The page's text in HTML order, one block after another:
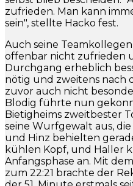
zufrieden. Man kann
sein", stellte Hacko fest.
Auch seine
offenbar nicht zufrieden
Durchgang erheblich
nötig und zweitens nach
zuvor auch nicht
Blodig führte nun
Bietigheims zweitbester
seine Wurfgewalt aus,
und Hinz behielten
kühlen Kopf, und Haller
Anfangsphase an. Mit
zum 22:21 brachte der